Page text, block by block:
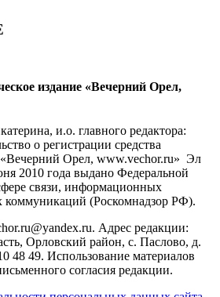
издание «Вечерний Орел,
и.о. главного редактора:
о регистрации средства
Орел, www.vechor.ru» Эл
2010 года выдано Федеральной
связи, информационных
коммуникаций (Роскомнадзор РФ).
Адрес редакции:
Орловский район, с. Паслово, д.
48 49. Использование материалов
согласия редакции.